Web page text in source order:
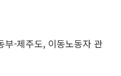
-제주도, 이동노동자 관